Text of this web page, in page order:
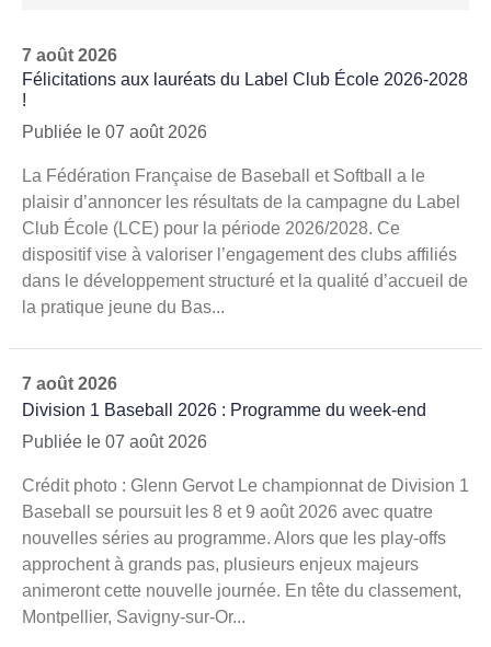
7 août 2026
Félicitations aux lauréats du Label Club École 2026-2028
!
Publiée le 07 août 2026
La Fédération Française de Baseball et Softball a le
plaisir d’annoncer les résultats de la campagne du Label
Club École (LCE) pour la période 2026/2028. Ce
dispositif vise à valoriser l’engagement des clubs affiliés
dans le développement structuré et la qualité d’accueil de
la pratique jeune du Bas...
7 août 2026
Division 1 Baseball 2026 : Programme du week-end
Publiée le 07 août 2026
Crédit photo : Glenn Gervot Le championnat de Division 1
Baseball se poursuit les 8 et 9 août 2026 avec quatre
nouvelles séries au programme. Alors que les play-offs
approchent à grands pas, plusieurs enjeux majeurs
animeront cette nouvelle journée. En tête du classement,
Montpellier, Savigny-sur-Or...